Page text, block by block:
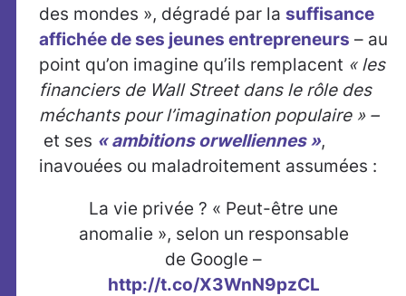
des mondes », dégradé par la suffisance
affichée de ses jeunes entrepreneurs – au
point qu’on imagine qu’ils remplacent « les
financiers de Wall Street dans le rôle des
méchants pour l’imagination populaire » –
et ses « ambitions orwelliennes »,
inavouées ou maladroitement assumées :
La vie privée ? « Peut-être une
anomalie », selon un responsable
de Google –
http://t.co/X3WnN9pzCL